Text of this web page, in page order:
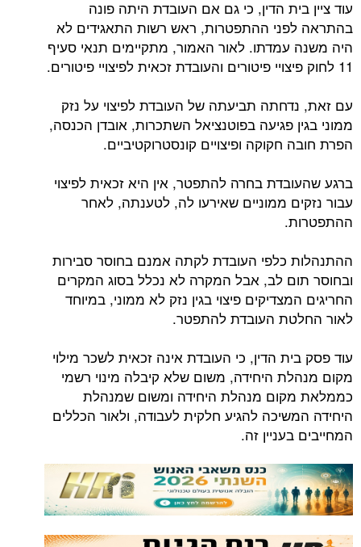
עוד ציין בית הדין, כי גם אם העובדת היתה פונה
בהתראה לפני ההתפטרות, ראש רשות התאגידים לא
היה משנה עמדתו. לאור האמור, מתקיימים תנאי סעיף
11 לחוק פיצויי פיטורים והעובדת זכאית לפיצויי פיטורים.
עם זאת, נדחתה תביעתה של העובדת לפיצוי על נזק
ממוני בגין פגיעה בפוטנציאל השתכרות, אובדן הכנסה,
הפרת חובה חקוקה ופיצויים קונסטרוקטיביים.
ברגע שהעובדת בחרה להתפטר, אין היא זכאית לפיצוי
עבור נזקים ממוניים שאירעו לה, לטענתה, לאחר
ההתפטרות.
ההתנהלות כלפי העובדת לקתה אמנם בחוסר סבירות
ובחוסר תום לב, אבל המקרה לא נכלל בסוג המקרים
החריגים המצדיקים פיצוי בגין נזק לא ממוני, במיוחד
לאור החלטת העובדת להתפטר.
עוד פסק בית הדין, כי העובדת אינה זכאית לשכר מילוי
מקום מנהלת היחידה, משום שלא קיבלה מינוי רשמי
כממלאת מקום מנהלת היחידה ומשום שמנהלת
היחידה המשיכה להגיע חלקית לעבודה, ולאור הכללים
המחייבים בעניין זה.